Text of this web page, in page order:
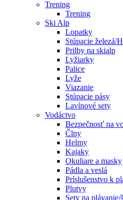
Trening
Trening
Ski Alp
Lopatky
Stúpacie železá/
Prilby na skialp
Lyžiarky
Palice
Lyže
Viazanie
Stúpacie pásy
Lavínové sety
Vodáctvo
Bezpečnosť na
Člny
Helmy
Kajaky
Okuliare a masky
Pádla a veslá
Príslušenstvo k
Plutvy
Sety na